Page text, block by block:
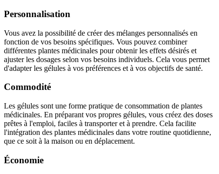
Personnalisation
Vous avez la possibilité de créer des mélanges personnalisés en
fonction de vos besoins spécifiques. Vous pouvez combiner
différentes plantes médicinales pour obtenir les effets désirés et
ajuster les dosages selon vos besoins individuels. Cela vous permet
d'adapter les gélules à vos préférences et à vos objectifs de santé.
Commodité
Les gélules sont une forme pratique de consommation de plantes
médicinales. En préparant vos propres gélules, vous créez des doses
prêtes à l'emploi, faciles à transporter et à prendre. Cela facilite
l'intégration des plantes médicinales dans votre routine quotidienne,
que ce soit à la maison ou en déplacement.
Économie